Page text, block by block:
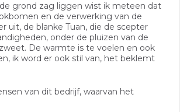
grond zag liggen wist ik meteen dat
en de verwerking van de
uit, de blanke Tuan, die de scepter
onder de pluizen van de
De warmte is te voelen en ook
ik word er ook stil van, het beklemt
van dit bedrijf, waarvan het